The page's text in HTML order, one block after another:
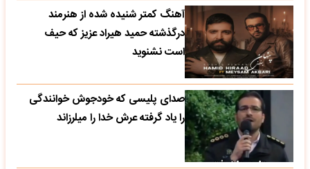
آهنگ کمتر شنیده شده از هنرمند
درگذشته حمید هیراد عزیز که حیف
است نشنوید
صدای پلیسی که خودجوش خوانندگی
را یاد گرفته عرش خدا را میلرزاند